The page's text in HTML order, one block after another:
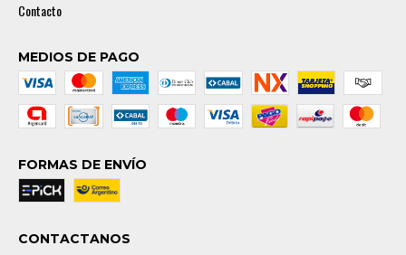
Contacto
MEDIOS DE PAGO
FORMAS DE ENVÍO
CONTACTANOS